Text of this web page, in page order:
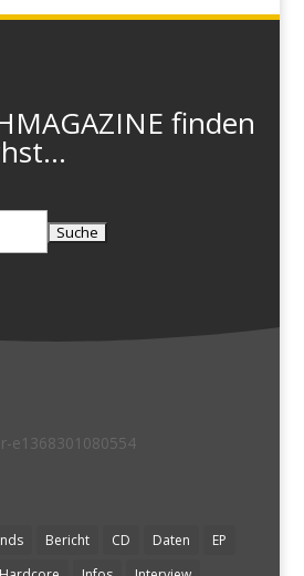
finden
Bericht CD Daten
EP